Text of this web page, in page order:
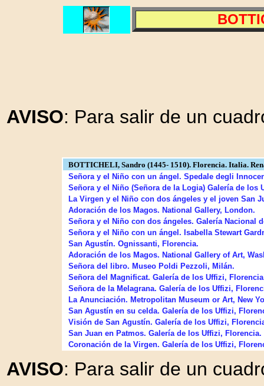
AVISO: Para salir de un
BOTTICHELI, Sandro (1445- 1510). Florencia. Italia.
Señora y el Niño con un ángel. Spedale degli
Señora y el Niño (Señora de la Logia) Galería de los
La Virgen y el Niño con dos ángeles y el joven San
Adoración de los Magos. National Gallery, London.
Señora y el Niño con dos ángeles. Galería Nacional
Señora y el Niño con un ángel. Isabella Stewart
San Agustín. Ognissanti, Florencia.
Adoración de los Magos. National Gallery of Art,
Señora del libro. Museo Poldi Pezzoli, Milán.
Señora del Magnificat. Galería de los Uffizi,
Señora de la Melagrana. Galería de los Uffizi,
La Anunciación. Metropolitan Museum or Art, New
San Agustín en su celda. Galería de los Uffizi,
Visión de San Agustín. Galería de los Uffizi,
San Juan en Patmos. Galería de los Uffizi, Florencia.
Coronación de la Virgen. Galería de los Uffizi,
AVISO: Para salir de un